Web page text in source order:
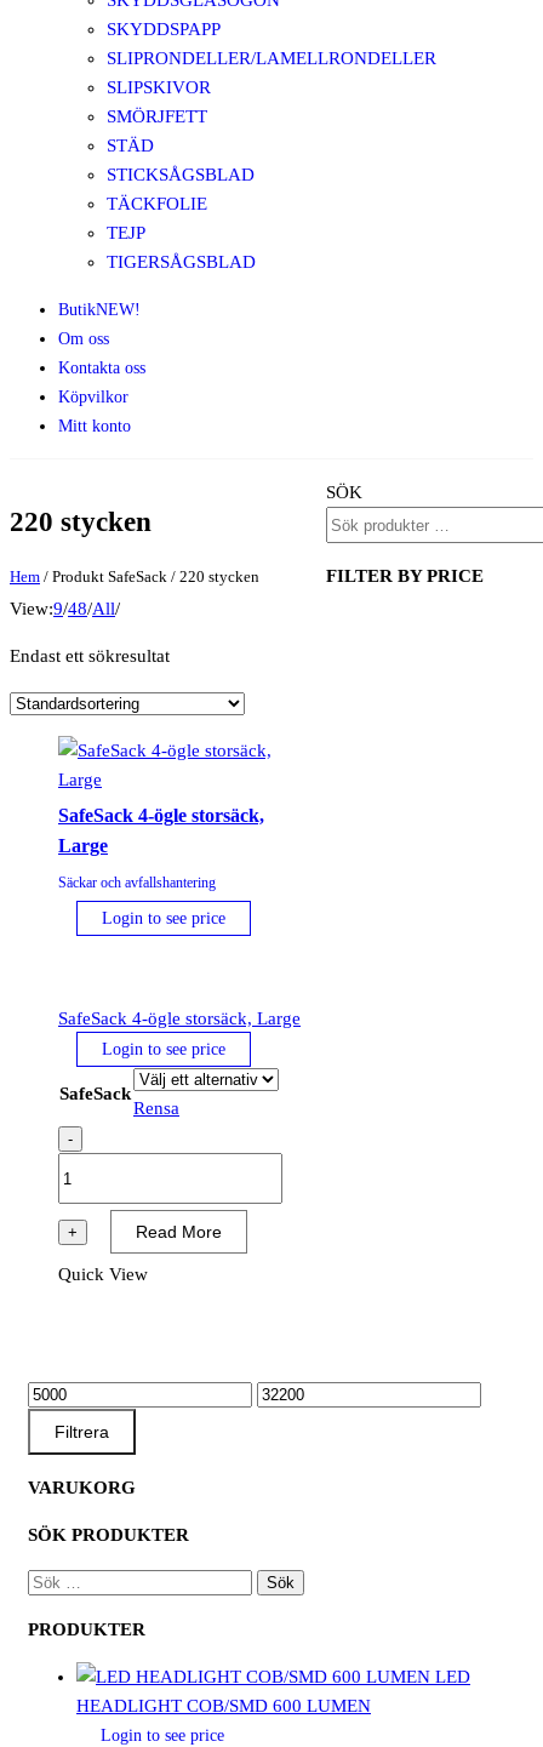
SKYDDSPAPP
SLIPRONDELLER/LAMELLRONDELLER
SLIPSKIVOR
SMÖRJFETT
STÄD
STICKSÅGSBLAD
TÄCKFOLIE
TEJP
TIGERSÅGSBLAD
ButikNEW!
Om oss
Kontakta oss
Köpvilkor
Mitt konto
220 stycken
Hem / Produkt SafeSack / 220 stycken
View:9/48/All/
Endast ett sökresultat
SafeSack 4-ögle storsäck,
Large
Säckar och avfallshantering
Login to see price
SafeSack 4-ögle storsäck, Large
Login to see price
SafeSack
Rensa
-
ögle
storsäck,
Large
+ Read More
Quick View
SÖK
FILTER BY PRICE
MIN
PRIS
MAX
Filtrera
VARUKORG
SÖK PRODUKTER
SÖK
PRODUKTER
LED
HEADLIGHT COB/SMD 600 LUMEN
Login to see price